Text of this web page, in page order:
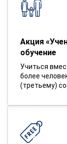
Акция
обучение
Учиться
более
(третьему)